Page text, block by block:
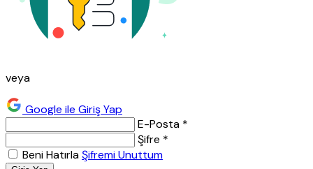
veya
Google ile Giriş Yap
E-Posta *
Şifre *
Beni HatırlaŞifremi Unuttum